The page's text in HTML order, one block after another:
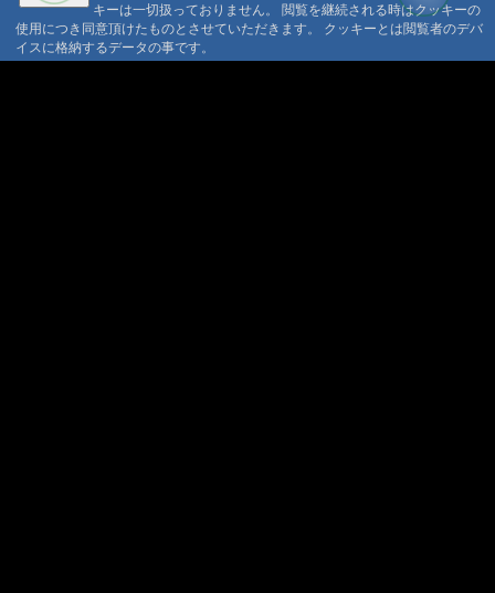
キーは一切扱っておりません。 閲覧を継続される時はクッキーの
使用につき同意頂けたものとさせていただきます。 クッキーとは閲覧者のデバ
イスに格納するデータの事です。